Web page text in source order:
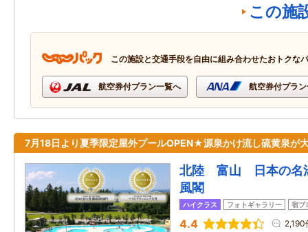
この施
この施設と交通手段を自由に組み合わせたおトクな
航空券付プラン一覧へ 航空券付プラ
7月18日より夏季限定屋外プールOPEN★源泉かけ流し硫黄泉が
北陸 富山 日本の名
風閣
ハイクラス フォトギャラリー 宿ブ
4.4 2,190